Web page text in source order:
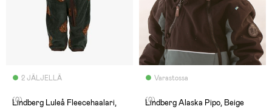
2 JÄLJELLÄ
(0)
Lindberg Luleå Fleecehaalari,
Varastossa
(0)
Lindberg Alaska Pipo, Beige